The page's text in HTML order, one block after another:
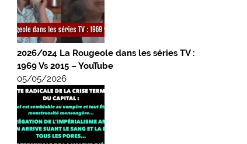
2026/024 La Rougeole dans les séries TV :
1969 Vs 2015 – YouTube
05/05/2026